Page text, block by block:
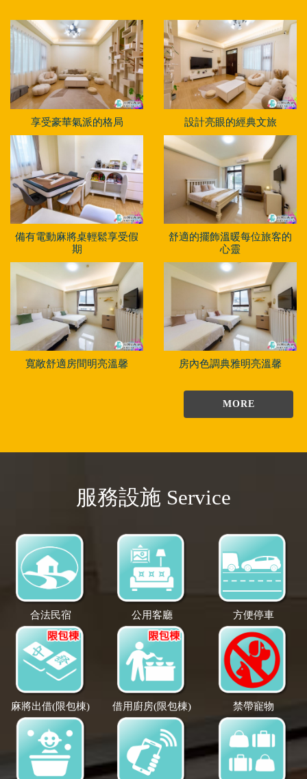
享受豪華氣派的格局 設計亮眼的經典文旅
備有電動麻將桌輕鬆享受假
期
舒適的擺飾溫暖每位旅客的
心靈
寬敞舒適房間明亮溫馨 房內色調典雅明亮溫馨
MORE
服務設施 Service
合法民宿 公用客廳 方便停車
麻將出借(限包棟) 借用廚房(限包棟) 禁帶寵物